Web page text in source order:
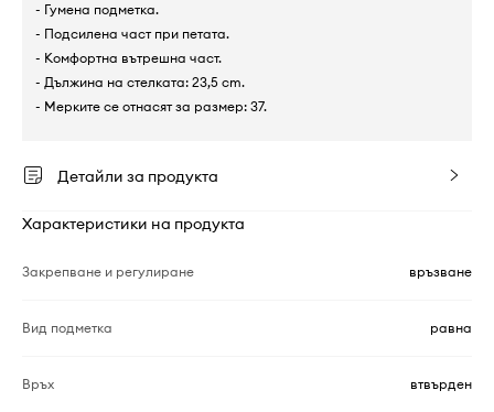
- Гумена подметка.
- Подсилена част при петата.
- Комфортна вътрешна част.
- Дължина на стелката: 23,5 cm.
- Мерките се отнасят за размер: 37.
Детайли за продукта
Характеристики на продукта
Закрепване и регулиране връзване
Вид подметка равна
Връх втвърден